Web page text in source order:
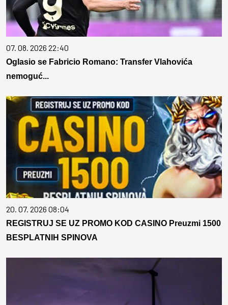
07. 08. 2026 22:40
Oglasio se Fabricio Romano: Transfer Vlahovića
nemoguć...
20. 07. 2026 08:04
REGISTRUJ SE UZ PROMO KOD CASINO Preuzmi 1500
BESPLATNIH SPINOVA